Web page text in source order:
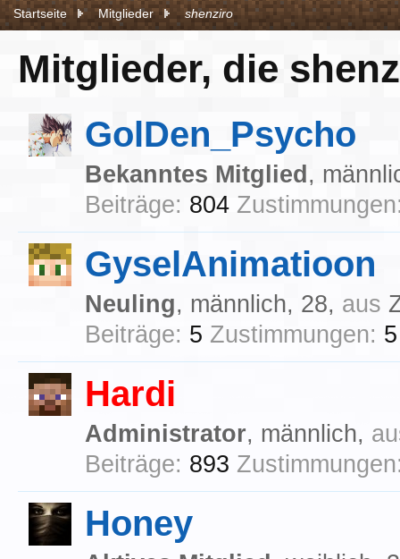
Startseite Mitglieder shenziro
Mitglieder, die
GolDen_Psycho
Bekanntes Mitglied ,
Beiträge: 804
GyselAnimatioon
Neuling, männlich, 28, aus
Beiträge: 5 Zustimmungen: 5
Hardi
Administrator, männlich,
Beiträge: 893
Honey